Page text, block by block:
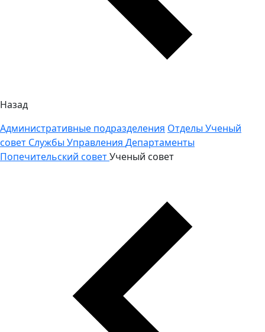
Назад
Административные подразделения Отделы Ученый
совет Службы Управления Департаменты
Попечительский советУченый совет